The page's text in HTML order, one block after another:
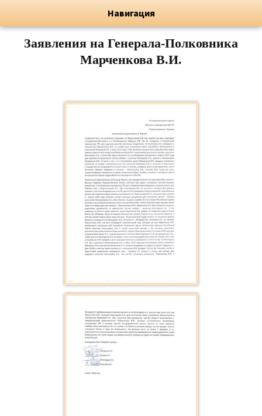
Флёрова Елена Николаевна
Художник, Официальный сайт
Навигация
Заявления на Генерала-Полковника
Марченкова В.И.